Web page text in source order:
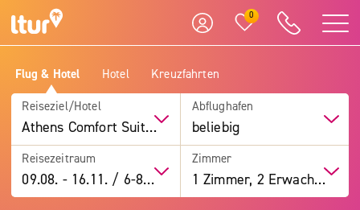
0
Flug & Hotel Hotel Kreuzfahrten
Reiseziel/Hotel
Athens Comfort Suites & Apartments
Abflughafen
beliebig
Reisezeitraum
09.08. -16.11. / 6-8 Tage
Zimmer
1 Zimmer, 2 Erwachsene